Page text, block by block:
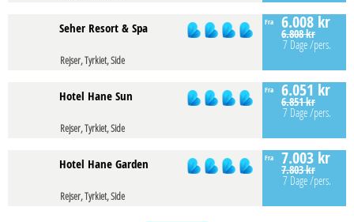
Fra 6.008 kr
6.808 kr
7 Dage/pers.
Seher Resort & Spa
Rejser, Tyrkiet, Side
Fra 6.051 kr
6.851 kr
7 Dage/pers.
Hotel Hane Sun
Rejser, Tyrkiet, Side
Fra 7.003 kr
7.803 kr
7 Dage/pers.
Hotel Hane Garden
Rejser, Tyrkiet, Side